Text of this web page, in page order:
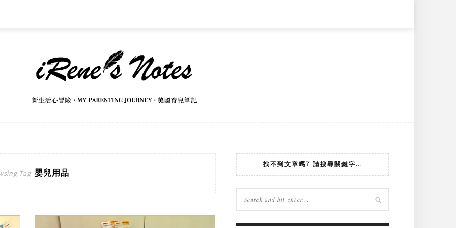
Tag 嬰兒用品
找不到文章嗎? 請搜尋關鍵字…